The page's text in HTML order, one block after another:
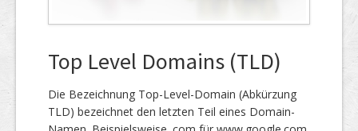
Top Level Domains (TLD)
Die Bezeichnung Top-Level-Domain (Abkürzung
TLD) bezeichnet den letzten Teil eines Domain-